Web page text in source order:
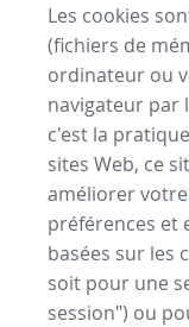
Les cookies
(fichiers de
ordinateur ou
navigateur par
c'est la
sites Web, ce
améliorer
préférences et
basées sur les
soit pour une
session") ou